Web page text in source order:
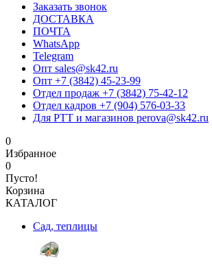
Заказать звонок
ДОСТАВКА
ПОЧТА
WhatsApp
Telegram
Опт sales@sk42.ru
Опт +7 (3842) 45-23-99
Отдел продаж +7 (3842) 75-42-12
Отдел кадров +7 (904) 576-03-33
Для РТТ и магазинов perova@sk42.ru
0
Избранное
0
Пусто!
Корзина
КАТАЛОГ
Сад, теплицы